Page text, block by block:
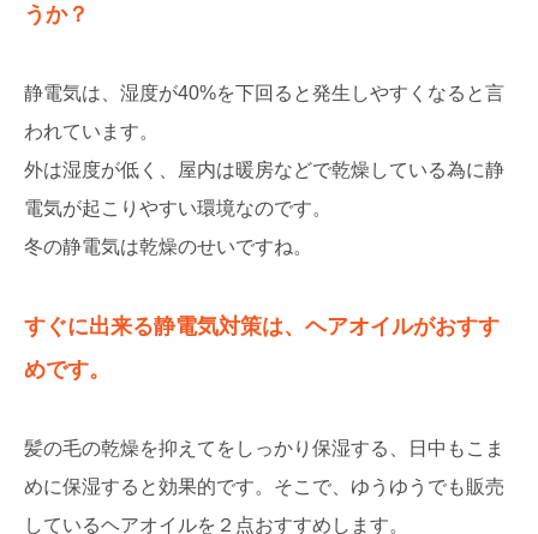
うか？
静電気は、湿度が40%を下回ると発生しやすくなると言
われています。
外は湿度が低く、屋内は暖房などで乾燥している為に静
電気が起こりやすい環境なのです。
冬の静電気は乾燥のせいですね。
すぐに出来る静電気対策は、ヘアオイルがおすす
めです。
髪の毛の乾燥を抑えてをしっかり保湿する、日中もこま
めに保湿すると効果的です。そこで、ゆうゆうでも販売
しているヘアオイルを２点おすすめします。